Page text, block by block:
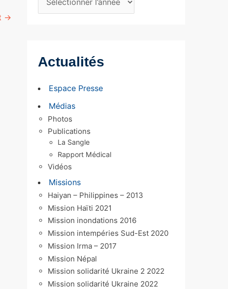
→
r
i
e
s
Actualités
Espace Presse
Médias
Photos
Publications
La Sangle
Rapport Médical
Vidéos
Missions
Haiyan – Philippines – 2013
Mission Haïti 2021
Mission inondations 2016
Mission intempéries Sud-Est 2020
Mission Irma – 2017
Mission Népal
Mission solidarité Ukraine 2 2022
Mission solidarité Ukraine 2022